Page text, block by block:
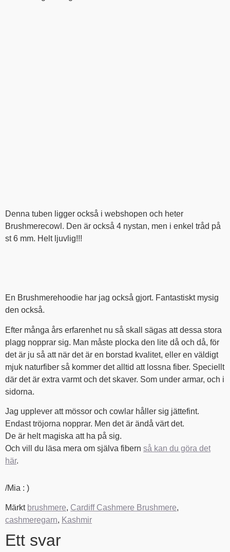
Denna tuben ligger också i webshopen och heter
Brushmerecowl. Den är också 4 nystan, men i enkel tråd på
st 6 mm. Helt ljuvlig!!!
En Brushmerehoodie har jag också gjort. Fantastiskt mysig
den också.
Efter många års erfarenhet nu så skall sägas att dessa stora
plagg nopprar sig. Man måste plocka den lite då och då, för
det är ju så att när det är en borstad kvalitet, eller en väldigt
mjuk naturfiber så kommer det alltid att lossna fiber. Speciellt
där det är extra varmt och det skaver. Som under armar, och i
sidorna.
Jag upplever att mössor och cowlar håller sig jättefint.
Endast tröjorna nopprar. Men det är ändå värt det.
De är helt magiska att ha på sig.
Och vill du läsa mera om själva fibern så kan du göra det
här.
/Mia : )
Märkt brushmere, Cardiff Cashmere Brushmere,
cashmeregarn, Kashmir
Ett svar